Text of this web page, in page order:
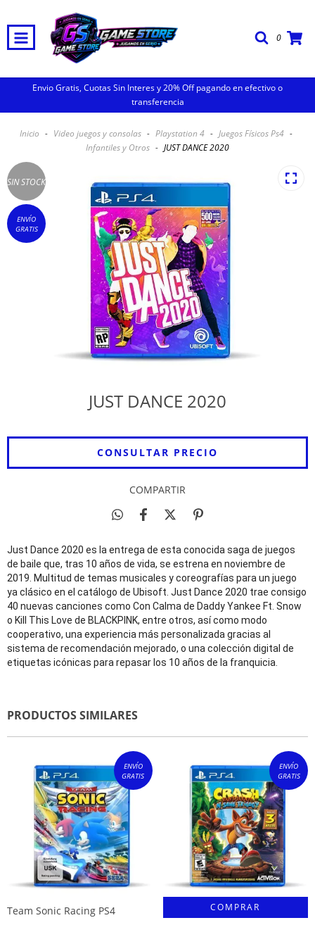
0
Envio Gratis, Cuotas Sin Interes y 20% Off pagando en efectivo o
transferencia
Inicio - Video juegos y consolas - Playstation 4 - Juegos Físicos Ps4 -
Infantiles y Otros - JUST DANCE 2020
SIN STOCK
ENVÍO
GRATIS
JUST DANCE 2020
COMPARTIR
Just Dance 2020 es la entrega de esta conocida saga de juegos
de baile que, tras 10 años de vida, se estrena en noviembre de
2019. Multitud de temas musicales y coreografías para un juego
ya clásico en el catálogo de Ubisoft. Just Dance 2020 trae consigo
40 nuevas canciones como Con Calma de Daddy Yankee Ft. Snow
o Kill This Love de BLACKPINK, entre otros, así como modo
cooperativo, una experiencia más personalizada gracias al
sistema de recomendación mejorado, o una colección digital de
etiquetas icónicas para repasar los 10 años de la franquicia.
PRODUCTOS SIMILARES
ENVÍO
GRATIS
Team Sonic Racing PS4
ENVÍO
GRATIS